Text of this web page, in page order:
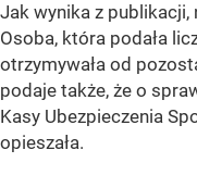
Jak wynika z publikacji,
Osoba, która podała
otrzymywała od
podaje także, że o
Kasy Ubezpieczenia
opieszała.